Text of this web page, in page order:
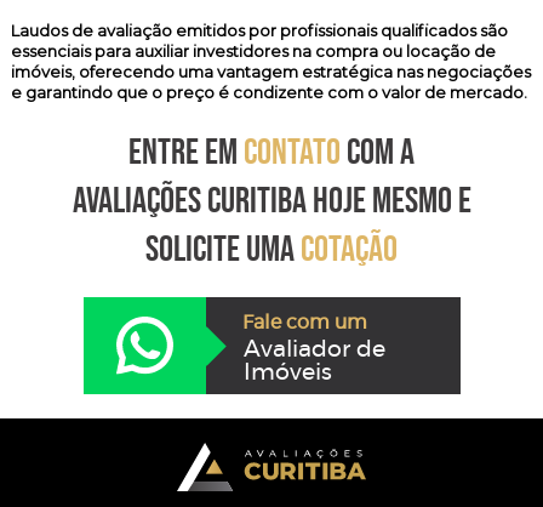
Laudos de avaliação emitidos por profissionais qualificados são
essenciais para auxiliar investidores na compra ou locação de
imóveis, oferecendo uma vantagem estratégica nas negociações
e garantindo que o preço é condizente com o valor de mercado.
ENTRE EM CONTATO COM A
AVALIAÇÕES CURITIBA HOJE MESMO E
SOLICITE UMACOTAÇÃO
Fale com um
Avaliador de
Imóveis